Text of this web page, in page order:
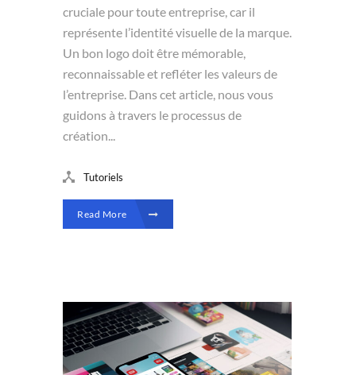
cruciale pour toute entreprise, car il
représente l’identité visuelle de la marque.
Un bon logo doit être mémorable,
reconnaissable et refléter les valeurs de
l’entreprise. Dans cet article, nous vous
guidons à travers le processus de
création...
Tutoriels
Read More